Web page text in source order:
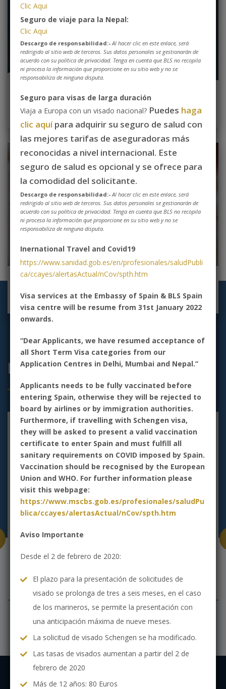
Clic Aqui
Seguro de viaje para la Nepal:
Clic Aqui
Descargo de responsabilidad:- Al hacer clic en este enlace, será
redirigido al sitio web de terceros. Sus datos personales se gestionarán de
acuerdo con su política de privacidad. Tenga en cuenta que BLS no recopila
ni procesa la información que proporcione en su sitio web y no se
responsabiliza de ninguna disputa.
Seguro para visas de larga duración
Viaja a Europa con un visado nacional? Puedes haga
clic aquípara adquirir su seguro de salud con
las mejores tarifas de aseguradoras más
reconocidas a nivel internacional. Este
seguro de salud es opcional y se ofrece para
la comodidad del solicitante.
Descargo de responsabilidad:- Al hacer clic en este enlace, será
redirigido al sitio web de terceros. Sus datos personales se gestionarán de
acuerdo con su política de privacidad. Tenga en cuenta que BLS no recopila
ni procesa la información que proporcione en su sitio web y no se
responsabiliza de ninguna disputa.
Inernational Travel and Covid19
https://www.sanidad.gob.es/en/profesionales/saludPubli
ca/ccayes/alertasActual/nCov/spth.htm
Visa services at the Embassy of Spain & BLS Spain
visa centre will be resume from 31st January 2022
onwards.
“Dear Applicants, we have resumed acceptance of
all Short Term Visa categories from our
Application Centres in Delhi, Mumbai and Nepal.”
Applicants needs to be fully vaccinated before
entering Spain, otherwise they will be rejected to
board by airlines or by immigration authorities.
Furthermore, if travelling with Schengen visa,
they will be asked to present a valid vaccination
certificate to enter Spain and must fulfill all
sanitary requirements on COVID imposed by Spain.
Vaccination should be recognised by the European
Union and WHO. For further information please
visit this webpage:
https://www.mscbs.gob.es/profesionales/saludPu
blica/ccayes/alertasActual/nCov/spth.htm
Aviso Importante
Desde el 2 de febrero de 2020:
El plazo para la presentación de solicitudes de
visado se prolonga de tres a seis meses, en el caso
de los marineros, se permite la presentación con
una anticipación máxima de nueve meses.
La solicitud de visado Schengen se ha modificado.
Las tasas de visados aumentan a partir del 2 de
febrero de 2020
Más de 12 años: 80 Euros
Reserve Su Cita
Información General